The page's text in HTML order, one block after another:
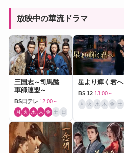
放映中の華流ドラマ
三国志～司馬懿
軍師連盟～
BS日テレ 12:00～
月 火 水 木 金 土 日
星より輝く君へ
BS 12 13:00～
月 火 水 木 金 土